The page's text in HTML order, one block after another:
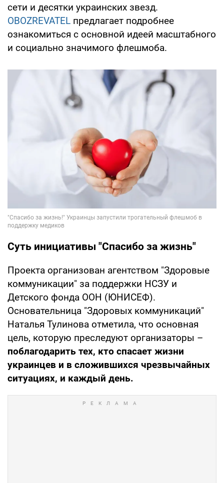
сети и десятки украинских звезд.
OBOZREVATEL предлагает подробнее
ознакомиться с основной идеей масштабного
и социально значимого флешмоба.
Суть инициативы "Спасибо за жизнь"
Проекта организован агентством "Здоровые
коммуникации" за поддержки НСЗУ и
Детского фонда ООН (ЮНИСЕФ).
Основательница "Здоровых коммуникаций"
Наталья Тулинова отметила, что основная
цель, которую преследуют организаторы –
поблагодарить тех, кто спасает жизни
украинцев и в сложившихся чрезвычайных
ситуациях, и каждый день.